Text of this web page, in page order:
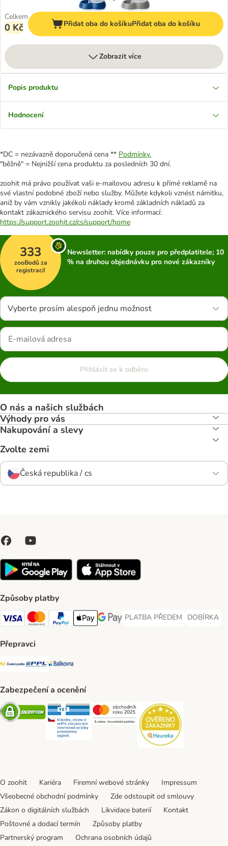
Celkem
0 Kč Přidat oba do košíkuPřidat oba do košíku
Zobrazit více
Popis produktu
Hodnocení
*DC = nezávazně doporučená cena ** Podmínky.
"běžně" = Nejnižší cena produktu za posledních 30 dní.
zoohit má právo používat vaši e-mailovou adresu k přímé reklamě na
své vlastní podobné zboží nebo služby. Můžete kdykoli vznést námitku,
aniž by vám vznikly jakékoli náklady kromě základních nákladů za
kontakt zákaznického servisu zoohit. Více informací:
https://support.zoohit.cz/cs/support/home
333
zooBodů za
registraci!
Newsletter: nabídky pouze pro předplatitele; 10
% na druhou objednávku pro nové zákazníky
Vyberte prosím alespoň jednu možnost
Přihlásit se k odběru
O nás a našich službách
Výhody pro vás
Nakupování a slevy
Zvolte zemi
Česká republika / cs
Způsoby platby
Visa Payment Method
Mastercard Payment Method
PayPal Payment Method
Apple pay Payment Method
GooglePay Payment Method
PLATBA PŘEDEM
PLATBA PŘEDEM Payment
DOBÍRKA
DOBÍRKA
Přepravci
Česká pošta Shipping Method
PPL Shipping Method
Balíkovna Shipping Method
Zabezpečení a ocenění
Security Security Security
O zoohit Kariéra Firemní webové stránky
Impressum
Všeobecné obchodní podmínky
Zde odstoupit od smlouvy
Zákon o digitálních službách
Likvidace baterií
Kontakt
Poštovné a dodací termín
Způsoby platby
Partnerský program
Ochrana osobních údajů